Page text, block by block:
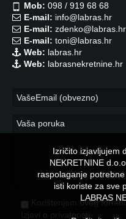
Mob: 098 / 919 68 68
E-mail: info@labras.hr
E-mail: zdenko@labras.hr
E-mail: toni@labras.hr
Web: labras.hr
Web: labrasnekretnine.hr
Korištenjem ovog
Izričito izjavljujem
NEKRETNINE
raspolaganje
isti koriste za sve
LABRAS